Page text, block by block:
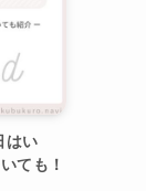
はい
ても！